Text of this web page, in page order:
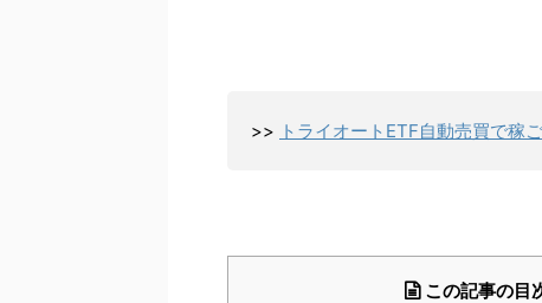
>> トライオートETF自動売買で稼ご
この記事の目